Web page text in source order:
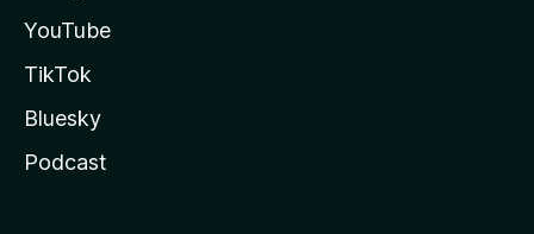
YouTube
TikTok
Bluesky
Podcast